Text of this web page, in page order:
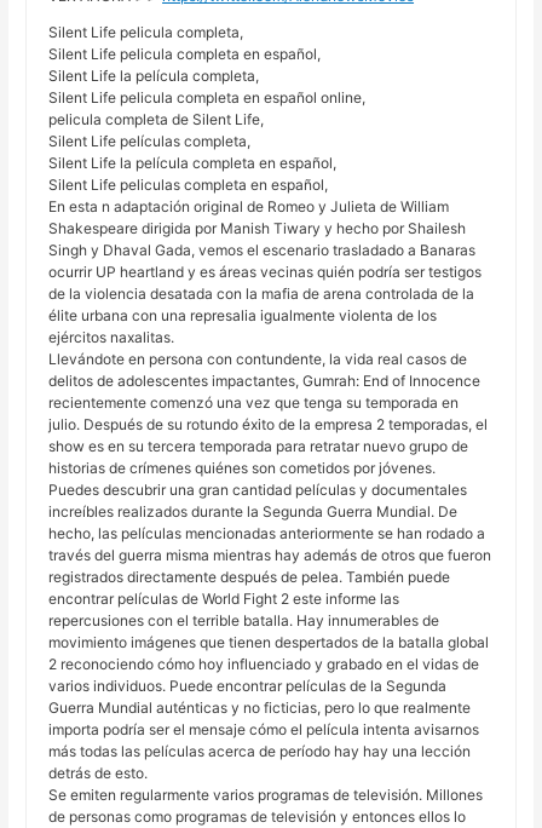
Silent Life pelicula completa,
Silent Life pelicula completa en español,
Silent Life la película completa,
Silent Life pelicula completa en español online,
pelicula completa de Silent Life,
Silent Life películas completa,
Silent Life la película completa en español,
Silent Life peliculas completa en español,
En esta n adaptación original de Romeo y Julieta de William
Shakespeare dirigida por Manish Tiwary y hecho por Shailesh
Singh y Dhaval Gada, vemos el escenario trasladado a Banaras
ocurrir UP heartland y es áreas vecinas quién podría ser testigos
de la violencia desatada con la mafia de arena controlada de la
élite urbana con una represalia igualmente violenta de los
ejércitos naxalitas.
Llevándote en persona con contundente, la vida real casos de
delitos de adolescentes impactantes, Gumrah: End of Innocence
recientemente comenzó una vez que tenga su temporada en
julio. Después de su rotundo éxito de la empresa 2 temporadas, el
show es en su tercera temporada para retratar nuevo grupo de
historias de crímenes quiénes son cometidos por jóvenes.
Puedes descubrir una gran cantidad películas y documentales
increíbles realizados durante la Segunda Guerra Mundial. De
hecho, las películas mencionadas anteriormente se han rodado a
través del guerra misma mientras hay además de otros que fueron
registrados directamente después de pelea. También puede
encontrar películas de World Fight 2 este informe las
repercusiones con el terrible batalla. Hay innumerables de
movimiento imágenes que tienen despertados de la batalla global
2 reconociendo cómo hoy influenciado y grabado en el vidas de
varios individuos. Puede encontrar películas de la Segunda
Guerra Mundial auténticas y no ficticias, pero lo que realmente
importa podría ser el mensaje cómo el película intenta avisarnos
más todas las películas acerca de período hay hay una lección
detrás de esto.
Se emiten regularmente varios programas de televisión. Millones
de personas como programas de televisión y entonces ellos lo